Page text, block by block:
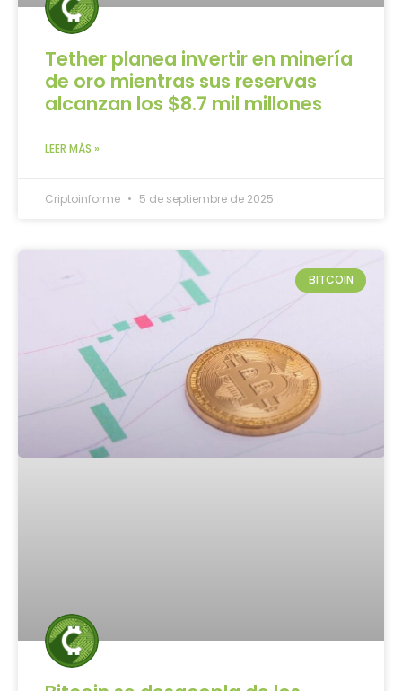
Tether planea invertir en minería
de oro mientras sus reservas
alcanzan los $8.7 mil millones
LEER MÁS »
Criptoinforme 5 de septiembre de 2025
BITCOIN